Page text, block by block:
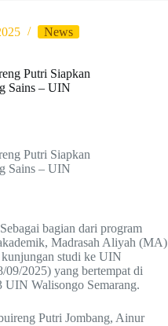
News
Putri Siapkan
Sains – UIN
Putri Siapkan
Sains – UIN
bagian dari program
Madrasah Aliyah (MA)
studi ke UIN
09/2025) yang bertempat di
UIN Walisongo Semarang.
Putri Jombang, Ainur